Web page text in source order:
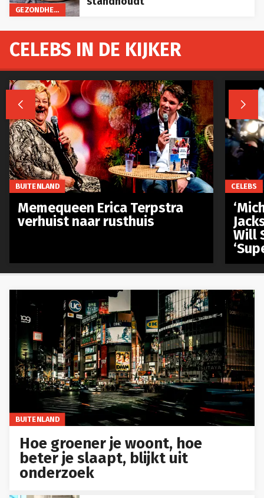
GEZONDHEID
BUITENLAND
Hoe groener je woont, hoe
beter je slaapt, blijkt uit
onderzoek
CELEBS IN DE KIJKER
 
BUITENLAND
Memequeen Erica Terpstra
verhuist naar rusthuis
CELEBS
Will